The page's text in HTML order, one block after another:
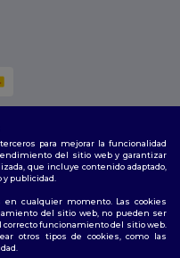
para mejorar la funcionalidad
del sitio web y garantizar
que incluye contenido adaptado,
publicidad.
cualquier momento. Las cookies
del sitio web, no pueden ser
funcionamiento del sitio web.
otros tipos de cookies, como las